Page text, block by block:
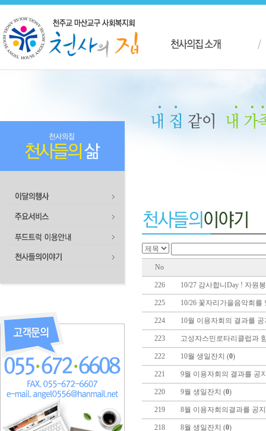
No
226 10/27 감사합니Day ! 자원
225 10/26 꽃자리가을음악회를
224 10월 이용자회의 결과를
223 고성쟈스민로타리클럽과
222 10월 생일잔치 (0)
221 9월 이용자회의 결과를 공
220 9월 생일잔치 (0)
219 8월 이용자회의결과를 공
218 8월 생일잔치 (0)